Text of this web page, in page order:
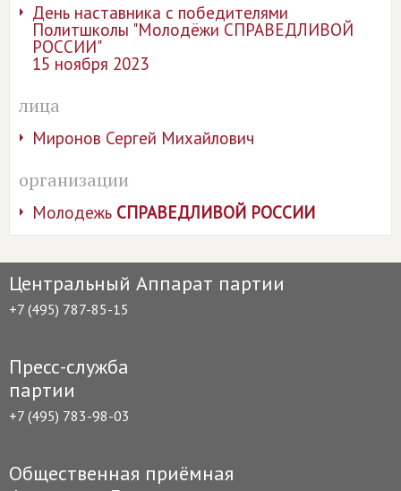
День наставника с победителями
Политшколы "Молодёжи СПРАВЕДЛИВОЙ
РОССИИ"
15 ноября 2023
лица
Миронов Сергей Михайлович
организации
Молодежь СПРАВЕДЛИВОЙ РОССИИ
Центральный Аппарат партии
+7 (495) 787-85-15
Пресс-служба
партии
+7 (495) 783-98-03
Общественная приёмная